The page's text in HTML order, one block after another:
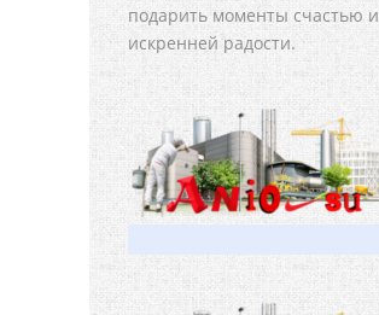
подарить моменты счастью и
искренней радости.